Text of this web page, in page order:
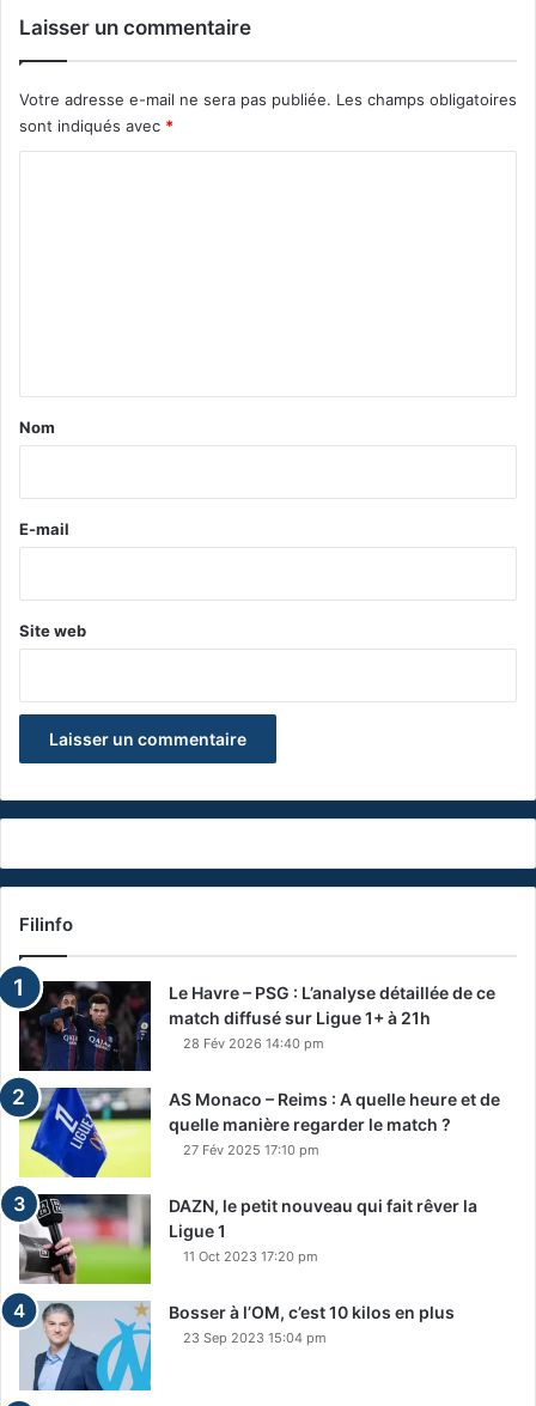
Laisser un commentaire
Votre adresse e-mail ne sera pas publiée. Les champs obligatoires
sont indiqués avec *
a
e
Nom
E-mail
Site web
Filinfo
Le Havre – PSG : L’analyse détaillée de ce
match diffusé sur Ligue 1+ à 21h
28 Fév 2026 14:40 pm
AS Monaco – Reims : A quelle heure et de
quelle manière regarder le match ?
27 Fév 2025 17:10 pm
DAZN, le petit nouveau qui fait rêver la
Ligue 1
11 Oct 2023 17:20 pm
Bosser à l’OM, c’est 10 kilos en plus
23 Sep 2023 15:04 pm